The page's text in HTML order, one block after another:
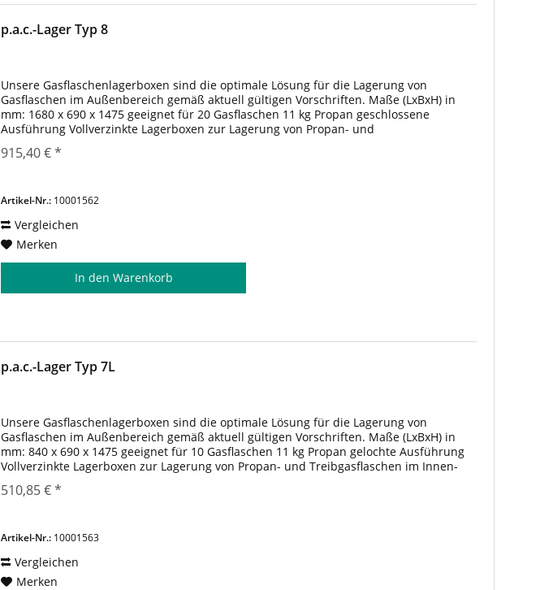
p.a.c.-Lager Typ 8
Unsere Gasflaschenlagerboxen sind die optimale Lösung für die Lagerung von
Gasflaschen im Außenbereich gemäß aktuell gültigen Vorschriften. Maße (LxBxH) in
mm: 1680 x 690 x 1475 geeignet für 20 Gasflaschen 11 kg Propan geschlossene
Ausführung Vollverzinkte Lagerboxen zur Lagerung von Propan- und
915,40 € *
Artikel-Nr.: 10001562
Vergleichen
Merken
In den Warenkorb
p.a.c.-Lager Typ 7L
Unsere Gasflaschenlagerboxen sind die optimale Lösung für die Lagerung von
Gasflaschen im Außenbereich gemäß aktuell gültigen Vorschriften. Maße (LxBxH) in
mm: 840 x 690 x 1475 geeignet für 10 Gasflaschen 11 kg Propan gelochte Ausführung
Vollverzinkte Lagerboxen zur Lagerung von Propan- und Treibgasflaschen im Innen-
und Außenbereich. Die Lagerboxen bestehen aus Lagerbox...
510,85 € *
Artikel-Nr.: 10001563
Vergleichen
Merken